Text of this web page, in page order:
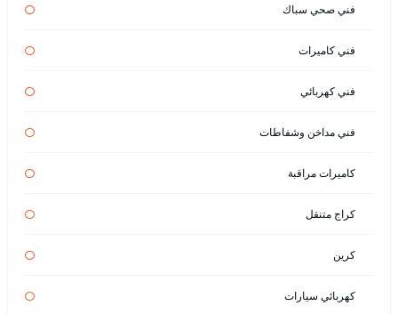
فني صحي سباك
فني كاميرات
فني كهربائي
فني مداخن وشفاطات
كاميرات مراقبة
كراج متنقل
كرين
كهربائي سيارات